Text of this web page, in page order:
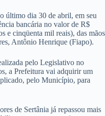
último dia 30 de abril, em seu
bancária no valor de R$
e cinqüenta mil reais), das mãos
Antônio Henrique (Fiapo).
pelo Legislativo no
a Prefeitura vai adquirir um
pelo Município, para
de Sertânia já repassou mais